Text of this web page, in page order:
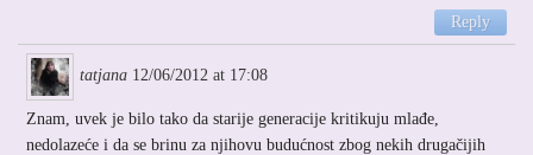
Reply
tatjana 12/06/2012 at 17:08
Znam, uvek je bilo tako da starije generacije kritikuju mlađe,
nedolazeće i da se brinu za njihovu budućnost zbog nekih drugačijih